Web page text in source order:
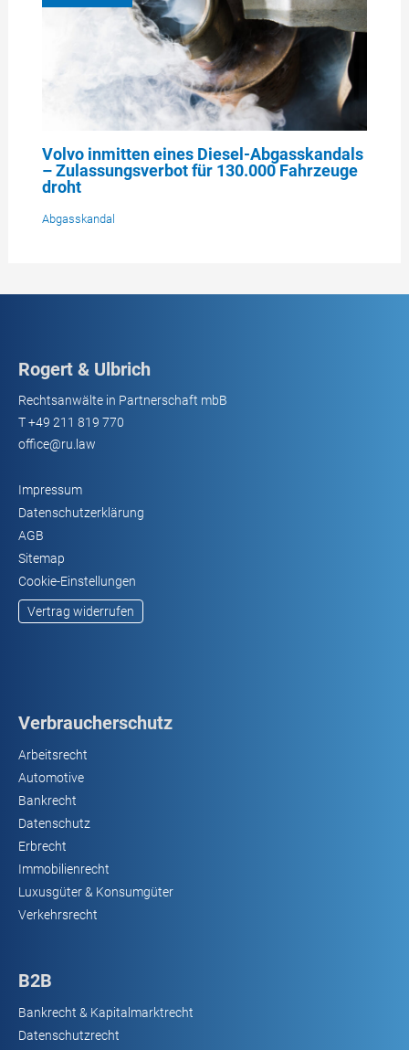
Volvo inmitten eines Diesel-Abgasskandals
– Zulassungsverbot für 130.000 Fahrzeuge
droht
Abgasskandal
Rogert & Ulbrich
Rechtsanwälte in Partnerschaft mbB
T+49 211 819 770
office@ru.law
Impressum
Datenschutzerklärung
AGB
Sitemap
Cookie-Einstellungen
Vertrag widerrufen
Verbraucherschutz
Arbeitsrecht
Automotive
Bankrecht
Datenschutz
Erbrecht
Immobilienrecht
Luxusgüter & Konsumgüter
Verkehrsrecht
B2B
Bankrecht & Kapitalmarktrecht
Datenschutzrecht